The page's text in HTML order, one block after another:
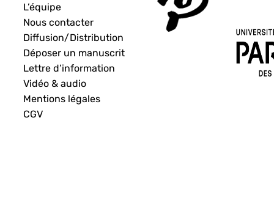
L’équipe
Nous contacter
Diffusion/Distribution
Déposer un manuscrit
Lettre d’information
Vidéo & audio
Mentions légales
CGV